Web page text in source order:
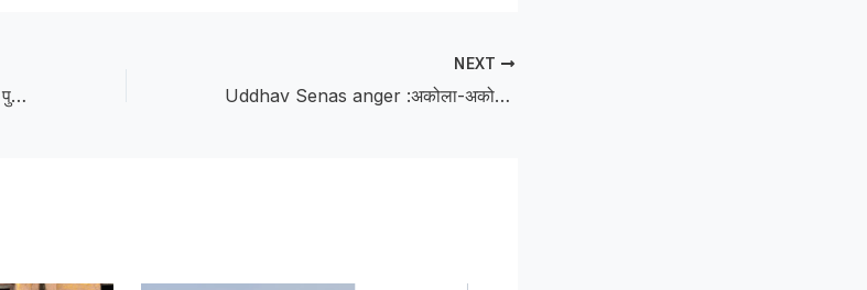
Rainfall intensity: बुलढाणा जिल्ह्यात पुढील चार दिवस पावसाचा जोर; मेघगर्जना, वीज आणि वादळी वाऱ्याचा इशारा
NEXT
Uddhav Senas anger :अकोला-अकोट मार्गावरील 28 बळींनंतर उद्धवसेनेचा संताप; भरपावसात गांधीग्राम येथे रास्तारोको